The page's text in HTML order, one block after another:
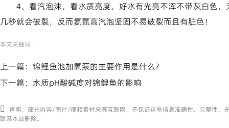
4、看汽泡沫，看水质亮度，好水有光亮不浑不带灰白色
几秒就会破裂，反而氨氮高汽泡坚固不易破裂而且有脏色！
本文关键词：
上一篇： 锦鲤鱼池加氧泵的主要作用是什么?
下一篇： 水质pH酸碱度对锦鲤鱼的影响
声明：部分内容/图片/视频素材来源互联网，不保证这些信息准确性、完整性、
联系本站删除。